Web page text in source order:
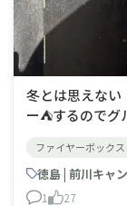
冬とは思えない
ー⛺️するので
ーヒー☕️を✨
ファイヤーボックス
徳島 | 前川キャ
1 27